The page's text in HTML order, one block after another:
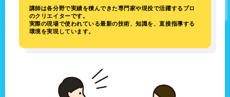
講師は各分野で実績を積んできた専門家や現役で活躍するプロ
のクリエイターです。
実際の現場で使われている最新の技術、知識を、直接指導する
環境を実現しています。